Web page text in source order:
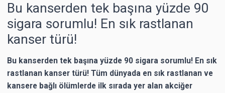
Bu kanserden tek başına yüzde 90
sigara sorumlu! En sık rastlanan
kanser türü!
Bu kanserden tek başına yüzde 90 sigara sorumlu! En sık
rastlanan kanser türü! Tüm dünyada en sık rastlanan ve
kansere bağlı ölümlerde ilk sırada yer alan akciğer